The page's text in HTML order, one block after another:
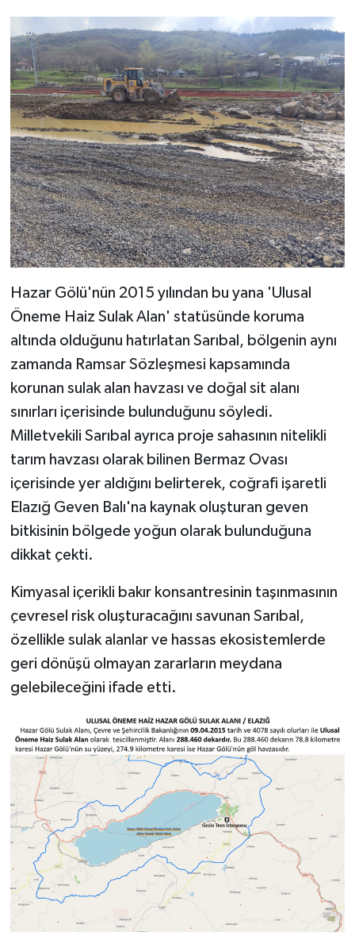
Hazar Gölü'nün 2015 yılından bu yana 'Ulusal
Öneme Haiz Sulak Alan' statüsünde koruma
altında olduğunu hatırlatan Sarıbal, bölgenin aynı
zamanda Ramsar Sözleşmesi kapsamında
korunan sulak alan havzası ve doğal sit alanı
sınırları içerisinde bulunduğunu söyledi.
Milletvekili Sarıbal ayrıca proje sahasının nitelikli
tarım havzası olarak bilinen Bermaz Ovası
içerisinde yer aldığını belirterek, coğrafi işaretli
Elazığ Geven Balı'na kaynak oluşturan geven
bitkisinin bölgede yoğun olarak bulunduğuna
dikkat çekti.
Kimyasal içerikli bakır konsantresinin taşınmasının
çevresel risk oluşturacağını savunan Sarıbal,
özellikle sulak alanlar ve hassas ekosistemlerde
geri dönüşü olmayan zararların meydana
gelebileceğini ifade etti.